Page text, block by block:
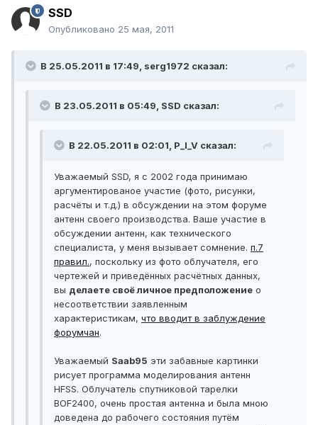
SSD
Опубликовано 25 мая, 2011
В 25.05.2011 в 17:49, serg1972 сказал:
В 23.05.2011 в 05:49, SSD сказал:
В 22.05.2011 в 02:01, P_I_V сказал:
Уважаемый SSD, я с 2002 года принимаю
аргументированое участие (фото, рисунки,
расчёты и т.д.) в обсуждении на этом форуме
антенн своего производства. Ваше участие в
обсуждении антенн, как технического
специалиста, у меня вызывает сомнение. п.7
правил., поскольку из фото облучателя, его
чертежей и приведённых расчётных данных,
вы делаете своё личное предположение о
несоответствии заявленным
характеристикам, что вводит в заблуждение
форумчан.
Уважаемый Saab95 эти забавные картинки
рисует программа моделирования антенн
HFSS. Облучатель спутниковой тарелки
BOF2400, очень простая антенна и была мною
доведена до рабочего состояния путём